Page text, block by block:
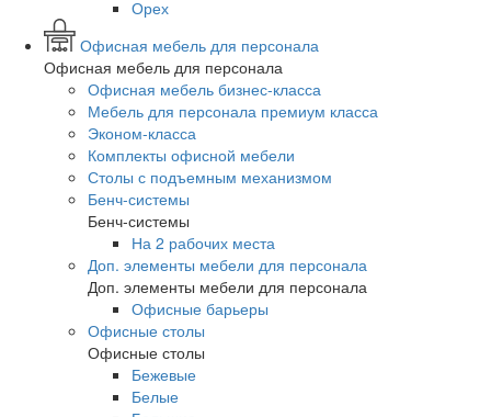
Орех
Офисная мебель для персонала
Офисная мебель для персонала
Офисная мебель бизнес-класса
Мебель для персонала премиум класса
Эконом-класса
Комплекты офисной мебели
Столы с подъемным механизмом
Бенч-системы
Бенч-системы
На 2 рабочих места
Доп. элементы мебели для персонала
Доп. элементы мебели для персонала
Офисные барьеры
Офисные столы
Офисные столы
Бежевые
Белые